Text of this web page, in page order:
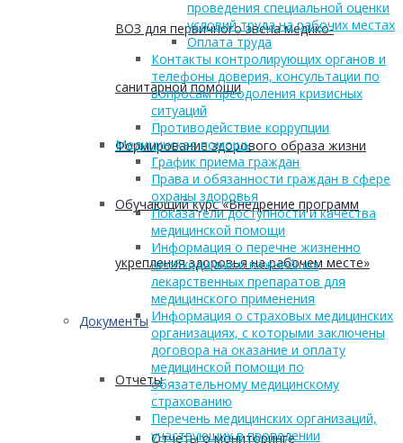
ВОЗ для первичного звена медико-
санитарной помощи
Формирование здорового образа жизни
Обучающий курс «Внедрение программ
укрепления здоровья на рабочем месте»
Документы
Отчеты
Отчеты о мониторинге
проведения специальной оценки
условий труда на рабочих местах
Оплата труда
Контакты контролирующих органов и
телефоны доверия, консультации по
вопросам преодоления кризисных
ситуаций
Противодействие коррупции
Медицинская помощь
График приема граждан
Права и обязанности граждан в сфере
охраны здоровья
Показатели доступности и качества
медицинской помощи
Информация о перечне жизненно
необходимых и важнейших
лекарственных препаратов для
медицинского применения
Информация о страховых медицинских
организациях, с которыми заключены
договора на оказание и оплату
медицинской помощи по
обязательному медицинскому
страхованию
Перечень медицинских организаций,
участвующих в проведении